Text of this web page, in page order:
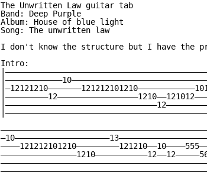
The Unwritten Law guitar tab
Band: Deep Purple
Album: House of blue light
Song: The unwritten law
I don't know the structure but I have the
Intro: